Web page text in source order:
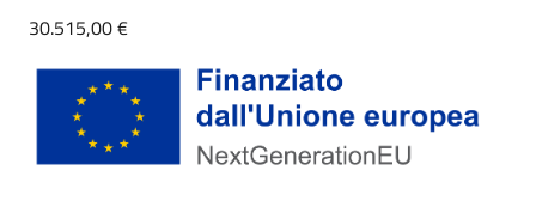
30.515,00 €